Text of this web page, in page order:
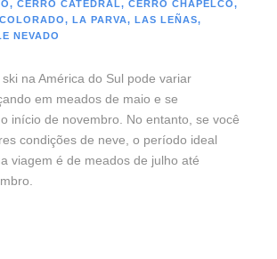
, CERRO CATEDRAL, CERRO CHAPELCO,
, LA PARVA, LAS LEÑAS,
NEVADO
na América do Sul pode variar
em meados de maio e se
início de novembro. No entanto, se você
condições de neve, o período ideal
viagem é de meados de julho até